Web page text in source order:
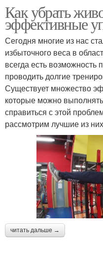
Как убрать
эффективные
Сегодня многие из нас
избыточного веса в
всегда есть возможность
проводить долгие
Существует множество
которые можно
справиться с этой
рассмотрим лучшие из
читать дальше →